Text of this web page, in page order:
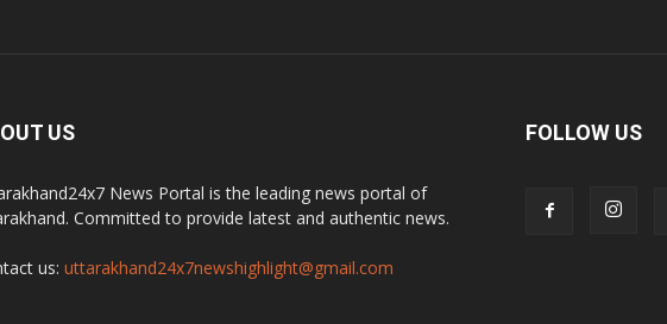
US
News Portal is the leading news portal of
Committed to provide latest and authentic news.
us: uttarakhand24x7newshighlight@gmail.com
FOLLOW US